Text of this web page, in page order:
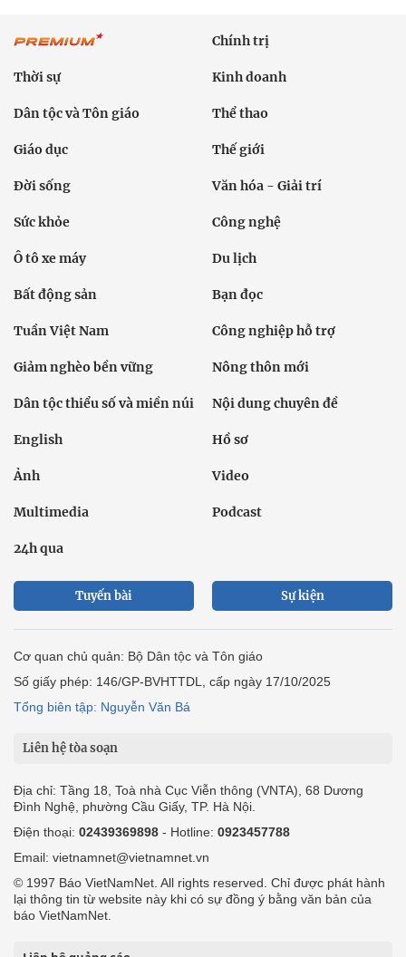
Chính trị
Thời sự Kinh doanh
Dân tộc và Tôn giáo Thể thao
Giáo dục Thế giới
Đời sống Văn hóa - Giải trí
Sức khỏe Công nghệ
Ô tô xe máy Du lịch
Bất động sản Bạn đọc
Tuần Việt Nam Công nghiệp hỗ trợ
Giảm nghèo bền vững Nông thôn mới
Dân tộc thiểu số và miền núi Nội dung chuyên đề
English Hồ sơ
Ảnh Video
Multimedia Podcast
24h qua
Tuyến bài Sự kiện
Cơ quan chủ quản: Bộ Dân tộc và Tôn giáo
Số giấy phép: 146/GP-BVHTTDL, cấp ngày 17/10/2025
Tổng biên tập: Nguyễn Văn Bá
Liên hệ tòa soạn
Địa chỉ: Tầng 18, Toà nhà Cục Viễn thông (VNTA), 68 Dương
Đình Nghệ, phường Cầu Giấy, TP. Hà Nội.
Điện thoại: 02439369898 - Hotline: 0923457788
Email: vietnamnet@vietnamnet.vn
© 1997 Báo VietNamNet. All rights reserved. Chỉ được phát hành
lại thông tin từ website này khi có sự đồng ý bằng văn bản của
báo VietNamNet.